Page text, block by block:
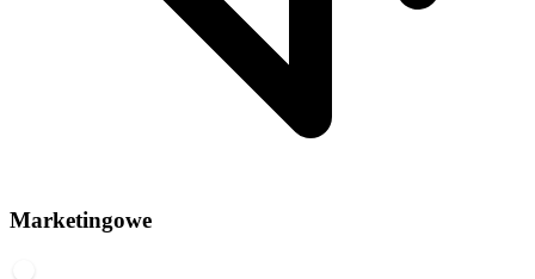
Marketingowe